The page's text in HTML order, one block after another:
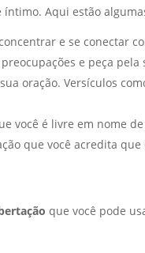
Aqui estão
e se conectar
e peça
oração. Versículos
você é livre em nome de
que você acredita que
que você pode